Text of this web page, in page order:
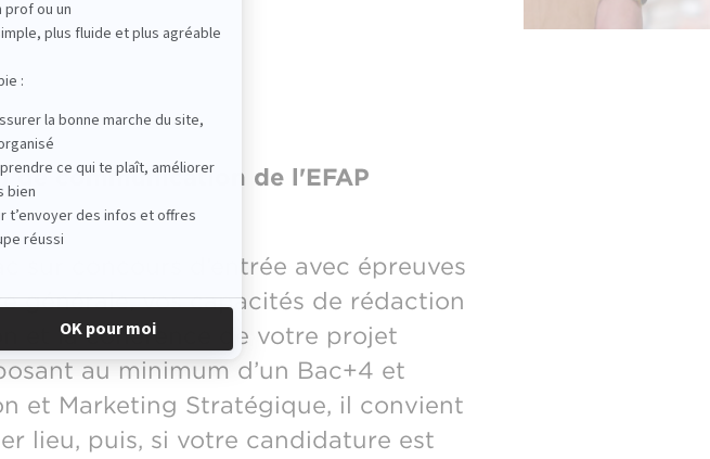
de communication de l'EFAP
sur concours d’entrée avec épreuves
générale, vos capacités de rédaction
et la cohérence de votre projet
au minimum d’un Bac+4 et
et Marketing Stratégique, il convient
lieu, puis, si votre candidature est